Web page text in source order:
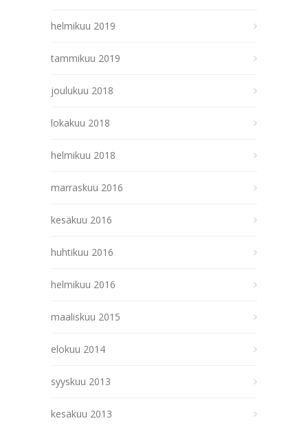
helmikuu 2019
tammikuu 2019
joulukuu 2018
lokakuu 2018
helmikuu 2018
marraskuu 2016
kesäkuu 2016
huhtikuu 2016
helmikuu 2016
maaliskuu 2015
elokuu 2014
syyskuu 2013
kesäkuu 2013